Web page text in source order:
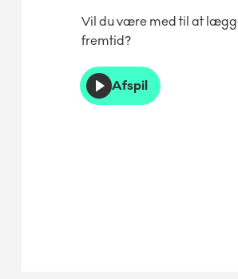
Vil du være med til at
fremtid?
Afspil